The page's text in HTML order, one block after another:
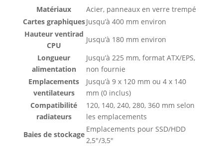
Matériaux
Acier, panneaux en verre trempé
Cartes graphiquesJusqu’à 400 mm environ
Hauteur ventirad
CPU
Jusqu’à 180 mm environ
Longueur
alimentation
Jusqu’à 225 mm, format ATX/EPS,
non fournie
Emplacements
ventilateurs
Jusqu’à 9 x 120 mm ou 4 x 140
mm (0 inclus)
Compatibilité
radiateurs
120, 140, 240, 280, 360 mm selon
les emplacements
Baies de stockage
Emplacements pour SSD/HDD
2,5″/3,5″